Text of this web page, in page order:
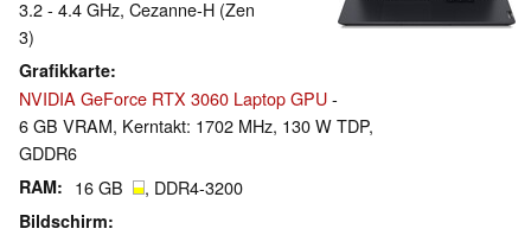
3.2 - 4.4 GHz, Cezanne-H (Zen
3)
Grafikkarte
NVIDIA GeForce RTX 3060 Laptop GPU-
6 GB VRAM, Kerntakt: 1702 MHz, 130 W TDP,
GDDR6
RAM 16 GB , DDR4-3200
Bildschirm